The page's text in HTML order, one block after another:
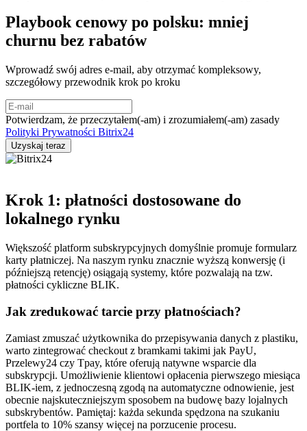
Playbook cenowy po polsku: mniej
churnu bez rabatów
Wprowadź swój adres e-mail, aby otrzymać kompleksowy,
szczegółowy przewodnik krok po kroku
Potwierdzam, że przeczytałem(-am) i zrozumiałem(-am) zasady
Polityki Prywatności Bitrix24
Krok 1: płatności dostosowane do
lokalnego rynku
Większość platform subskrypcyjnych domyślnie promuje formularz
karty płatniczej. Na naszym rynku znacznie wyższą konwersję (i
późniejszą retencję) osiągają systemy, które pozwalają na tzw.
płatności cykliczne BLIK.
Jak zredukować tarcie przy płatnościach?
Zamiast zmuszać użytkownika do przepisywania danych z plastiku,
warto zintegrować checkout z bramkami takimi jak PayU,
Przelewy24 czy Tpay, które oferują natywne wsparcie dla
subskrypcji. Umożliwienie klientowi opłacenia pierwszego miesiąca
BLIK-iem, z jednoczesną zgodą na automatyczne odnowienie, jest
obecnie najskuteczniejszym sposobem na budowę bazy lojalnych
subskrybentów. Pamiętaj: każda sekunda spędzona na szukaniu
portfela to 10% szansy więcej na porzucenie procesu.